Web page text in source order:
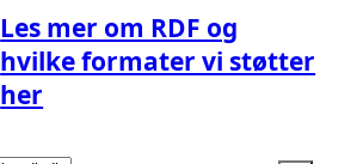
Les mer om RDF og
hvilke formater vi støtter
her